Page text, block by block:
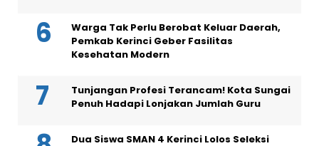
Warga Tak Perlu Berobat Keluar Daerah,
Pemkab Kerinci Geber Fasilitas
Kesehatan Modern
Tunjangan Profesi Terancam! Kota Sungai
Penuh Hadapi Lonjakan Jumlah Guru
Dua Siswa SMAN 4 Kerinci Lolos Seleksi